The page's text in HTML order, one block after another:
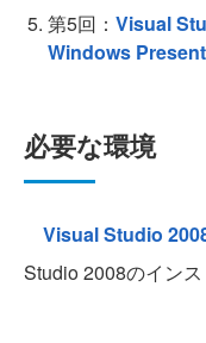
第5回： Visual
Windows
必要な環境
Visual Studio
Studio 2008のインス